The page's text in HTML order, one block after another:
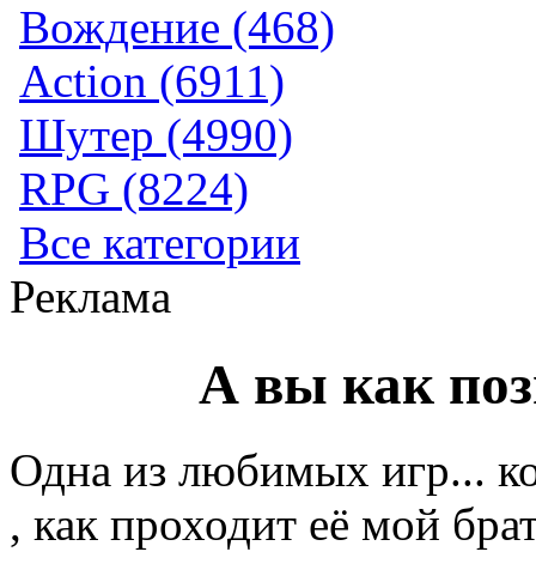
Вождение (468)
Action (6911)
Шутер (4990)
RPG (8224)
Все категории
Реклама
А вы как
Одна из любимых игр...
, как проходит её мой